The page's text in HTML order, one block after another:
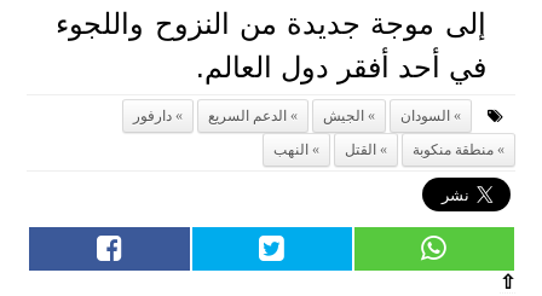
إلى موجة جديدة من النزوح واللجوء
في أحد أفقر دول العالم.
السودان الجيش الدعم السريع
دارفور
منطقة منكوبة
القتل النهب
⇧